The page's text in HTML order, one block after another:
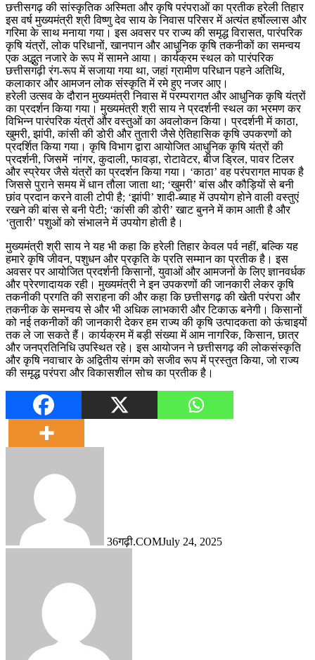
छत्तीसगढ़ की सांस्कृतिक अस्मिता और कृषि परंपराओं का प्रतीक हरेली तिहार
इस वर्ष मुख्यमंत्री श्री विष्णु देव साय के निवास परिसर में अत्यंत हर्षाेल्लास और
गरिमा के साथ मनाया गया। इस अवसर पर राज्य की समृद्ध विरासत, पारंपरिक
कृषि यंत्रों, लोक परिधानों, खानपान और आधुनिक कृषि तकनीकों का समन्वय
एक अद्भुत नजारे के रूप में सामने आया। कार्यक्रम स्थल को पारंपरिक
छत्तीसगढ़ी रंग-रूप में सजाया गया था, जहां ग्रामीण परिधान पहने अतिथि,
कलाकार और आमजन लोक संस्कृति में रमे हुए नजर आए।
हरेली उत्सव के दौरान मुख्यमंत्री निवास में परम्परागत और आधुनिक कृषि यंत्रों
का प्रदर्शन किया गया। मुख्यमंत्री श्री साय ने प्रदर्शनी स्थल का भ्रमण कर
विभिन्न पारंपरिक यंत्रों और वस्तुओं का अवलोकन किया। प्रदर्शनी में काठा,
खुमरी, झांपी, कांसी की डोरी और तुतारी जैसे ऐतिहासिक कृषि उपकरणों को
प्रदर्शित किया गया। कृषि विभाग द्वारा आयोजित आधुनिक कृषि यंत्रों की
प्रदर्शनी, जिसमें नांगर, कुदाली, फावड़ा, रोटावेटर, बीज ड्रिल, पावर टिलर
और स्प्रेयर जैसे यंत्रों का प्रदर्शन किया गया। ‘काठा’ वह परंपरागत मापक है
जिससे पुराने समय में धान तौला जाता था; ‘खुमरी’ बांस और कौड़ियों से बनी
छांव प्रदान करने वाली टोपी है; ‘झांपी’ शादी-ब्याह में उपयोग होने वाली वस्तुएं
रखने की बांस से बनी पेटी; ‘कांसी की डोरी’ खाट बुनने में काम आती है और
‘तुतारी’ पशुओं को संभालने में उपयोग होती है।
मुख्यमंत्री श्री साय ने यह भी कहा कि हरेली तिहार केवल पर्व नहीं, बल्कि यह
हमारे कृषि जीवन, पशुधन और प्रकृति के प्रति सम्मान का प्रतीक है। इस
अवसर पर आयोजित प्रदर्शनी किसानों, युवाओं और आमजनों के लिए ज्ञानवर्धक
और प्रेरणादायक रही। मुख्यमंत्री ने इन उपकरणों की जानकारी लेकर कृषि
तकनीकी प्रगति की सराहना की और कहा कि छत्तीसगढ़ की खेती परंपरा और
तकनीक के समन्वय से और भी अधिक लाभकारी और टिकाऊ बनेगी। किसानों
को नई तकनीकों की जानकारी देकर हम राज्य की कृषि उत्पादकता को ऊंचाइयों
तक ले जा सकते हैं। कार्यक्रम में बड़ी संख्या में आम नागरिक, किसान, छात्र
और जनप्रतिनिधि उपस्थित रहे। इस आयोजन ने छत्तीसगढ़ की लोकसंस्कृति
और कृषि नवाचार के अद्वितीय संगम को सजीव रूप में प्रस्तुत किया, जो राज्य
की समृद्ध परंपरा और विकासशील सोच का प्रतीक है।
36गढ़ी.COMJuly 24, 2025